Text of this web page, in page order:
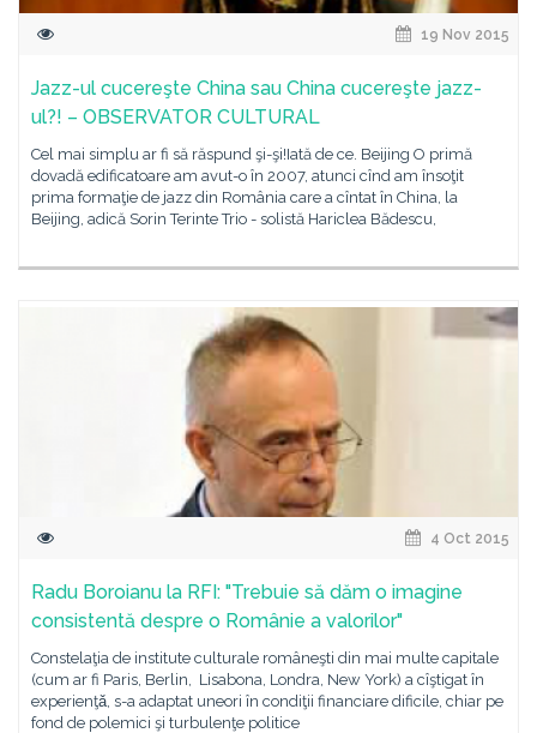
19 Nov 2015
Jazz-ul cucereşte China sau China cucereşte jazz-
ul?! – OBSERVATOR CULTURAL
Cel mai simplu ar fi să răspund şi-şi!Iată de ce. Beijing O primă
dovadă edificatoare am avut-o în 2007, atunci cînd am însoţit
prima formaţie de jazz din România care a cîntat în China, la
Beijing, adică Sorin Terinte Trio - solistă Hariclea Bădescu,
4 Oct 2015
Radu Boroianu la RFI: "Trebuie să dăm o imagine
consistentă despre o Românie a valorilor"
Constelaţia de institute culturale româneşti din mai multe capitale
(cum ar fi Paris, Berlin, Lisabona, Londra, New York) a cîştigat în
experienţǎ, s-a adaptat uneori în condiţii financiare dificile, chiar pe
fond de polemici şi turbulenţe politice